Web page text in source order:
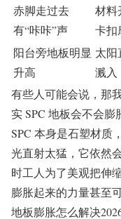
赤脚走过去
有“咔咔”声
材料
卡扣
阳台旁地板明显
升高
太阳
溅入
有些人可能会说，那
实 SPC 地板会不会
SPC 本身是石塑材质
光直射太猛，它依然
时工人为了美观把伸
膨胀起来的力量甚至
地板膨胀怎么解决